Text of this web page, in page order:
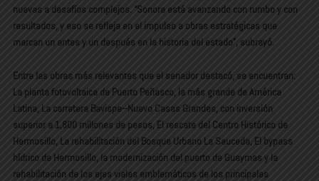
nuevas a desafíos complejos. “Sonora está avanzando con rumbo y con
resultados, y eso se refleja en el impulso a obras estratégicas que
marcan un antes y un después en la historia del estado”, subrayó.
Entre las obras más relevantes que el senador destacó, se encuentran:
La planta fotovoltaica de Puerto Peñasco, la más grande de América
Latina, La carretera Bavispe–Nuevo Casas Grandes, con inversión
superior a 1,800 millones de pesos, El rescate del Centro Histórico de
Hermosillo, La rehabilitación del Bosque Urbano La Sauceda, El bypass
hídrico de Hermosillo, la modernización del puerto de Guaymas y la
rehabilitación de los ejes viales emblemáticos de los principales